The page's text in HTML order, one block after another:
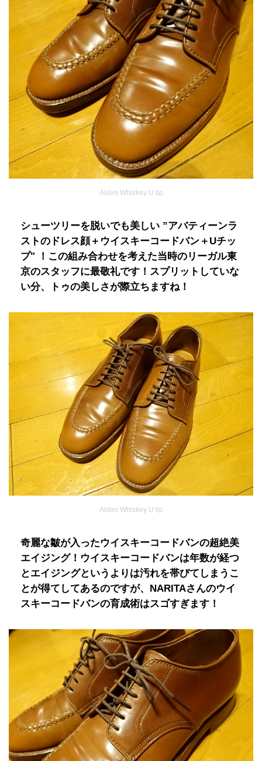
Alden Whiskey U tip
シューツリーを脱いでも美しい ”アバティーンラ
ストのドレス顔＋ウイスキーコードバン＋Uチッ
プ" ！この組み合わせを考えた当時のリーガル東
京のスタッフに最敬礼です！スプリットしていな
い分、トゥの美しさが際立ちますね！
Alden Whiskey U tip
奇麗な皺が入ったウイスキーコードバンの超絶美
エイジング！ウイスキーコードバンは年数が経つ
とエイジングというよりは汚れを帯びてしまうこ
とが得てしてあるのですが、NARITAさんのウイ
スキーコードバンの育成術はスゴすぎます！